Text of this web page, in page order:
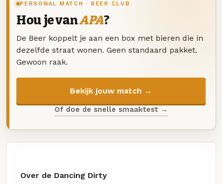
PERSONAL MATCH · BEER CLUB
Hou je vanAPA?
De Beer koppelt je aan een box met bieren die in
dezelfde straat wonen. Geen standaard pakket.
Gewoon raak.
Bekijk jouw match →
Of doe de snelle smaaktest →
Over de Dancing Dirty